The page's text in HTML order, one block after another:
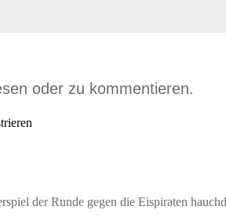
oder zu kommentieren.
der Runde gegen die Eispiraten